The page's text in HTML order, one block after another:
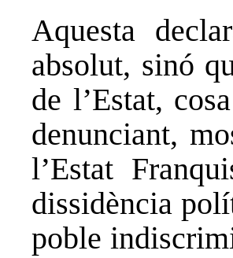
Aquesta
absolut, sinó
de l’Estat,
denunciant,
l’Estat
dissidència
poble